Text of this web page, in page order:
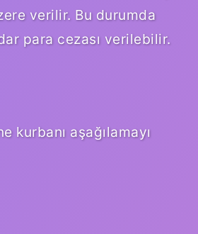
verilir. Bu durumda
para cezası verilebilir.
kurbanı aşağılamayı